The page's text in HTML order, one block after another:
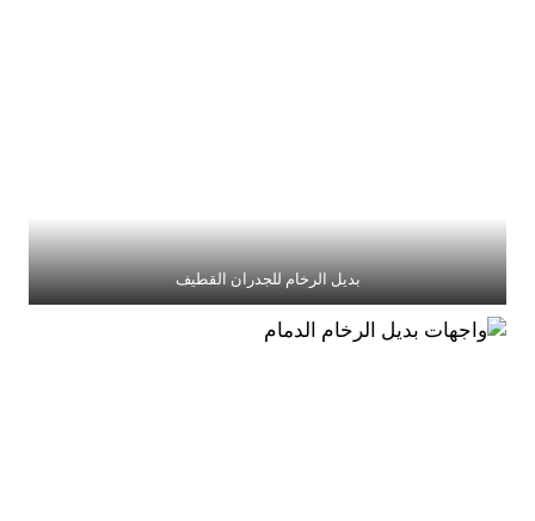
بديل الرخام للجدران القطيف